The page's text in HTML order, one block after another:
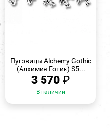
Пуговицы Alchemy Gothic
(Алхимия Готик) S5...
3 570 ₽
В наличии